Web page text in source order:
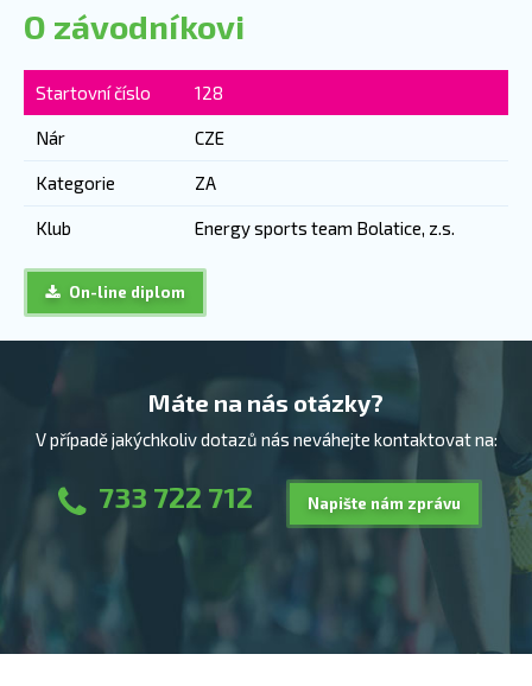
O závodníkovi
Startovní číslo 128
Nár CZE
Kategorie ZA
Klub Energy sports team Bolatice, z.s.
On-line diplom
Máte na nás otázky?
V případě jakýchkoliv dotazů nás neváhejte kontaktovat na:
733 722 712 Napište nám zprávu